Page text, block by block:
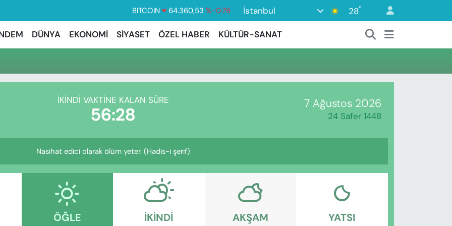
BITCOIN 64.360,53 %-0.76
DOLAR
47,7069
%0.17
EURO
55,0265 %0.01
GRAM ALTIN
6574.81 %1.44
BİST100
İstanbul 28°
DÜNYA EKONOMİ SİYASET ÖZEL HABER KÜLTÜR-SANAT
İKINDI VAKTINE KALAN SÜRE
56:28 7 Ağustos 2026
24 Safer 1448
Nasihat edici olarak ölüm yeter. (Hadis-i şerif)
ÖĞLE İKINDI AKŞAM YATSI